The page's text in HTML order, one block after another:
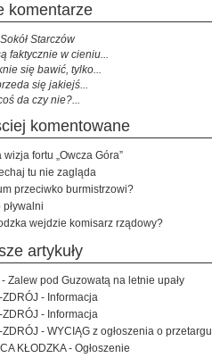
komentarze
Starczów
faktycznie w cieniu...
się bawić, tylko...
się jakiejś...
da czy nie?...
komentowane
fortu „Owcza Góra”
tu nie zagląda
przeciwko burmistrzowi?
wejdzie komisarz rządowy?
artykuły
- Zalew pod Guzowatą na letnie upały
ZDRÓJ - Informacja
ZDRÓJ - Informacja
ZDRÓJ - WYCIĄG z ogłoszenia o przetargu
KŁODZKA - Ogłoszenie